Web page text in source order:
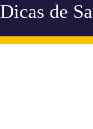
Dicas de